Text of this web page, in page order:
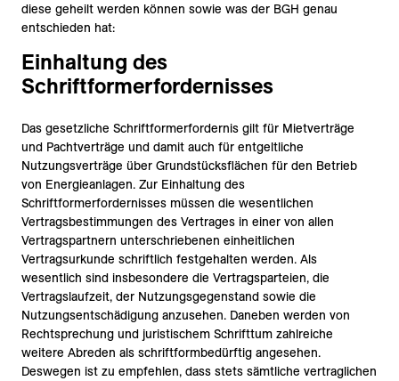
diese geheilt werden können sowie was der BGH genau
entschieden hat:
Einhaltung des
Schriftformerfordernisses
Das gesetzliche Schriftformerfordernis gilt für Mietverträge
und Pachtverträge und damit auch für entgeltliche
Nutzungsverträge über Grundstücksflächen für den Betrieb
von Energieanlagen. Zur Einhaltung des
Schriftformerfordernisses müssen die wesentlichen
Vertragsbestimmungen des Vertrages in einer von allen
Vertragspartnern unterschriebenen einheitlichen
Vertragsurkunde schriftlich festgehalten werden. Als
wesentlich sind insbesondere die Vertragsparteien, die
Vertragslaufzeit, der Nutzungsgegenstand sowie die
Nutzungsentschädigung anzusehen. Daneben werden von
Rechtsprechung und juristischem Schrifttum zahlreiche
weitere Abreden als schriftformbedürftig angesehen.
Deswegen ist zu empfehlen, dass stets sämtliche vertraglichen